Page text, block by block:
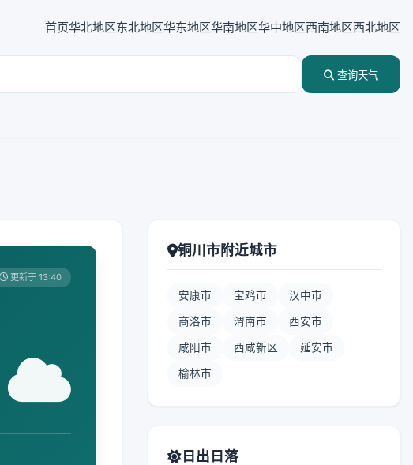
首页华北地区东北地区华东地区华南地区华中地区西南地区西北地区
查询天气
更新于 13:40
铜川市附近城市
安康市 宝鸡市 汉中市
商洛市 渭南市 西安市
咸阳市 西咸新区 延安市
榆林市
日出日落